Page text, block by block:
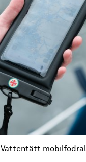
Vattentätt mobilfodral